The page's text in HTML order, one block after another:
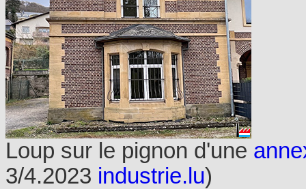
Loup sur le pignon d'une
3/4.2023 industrie.lu)